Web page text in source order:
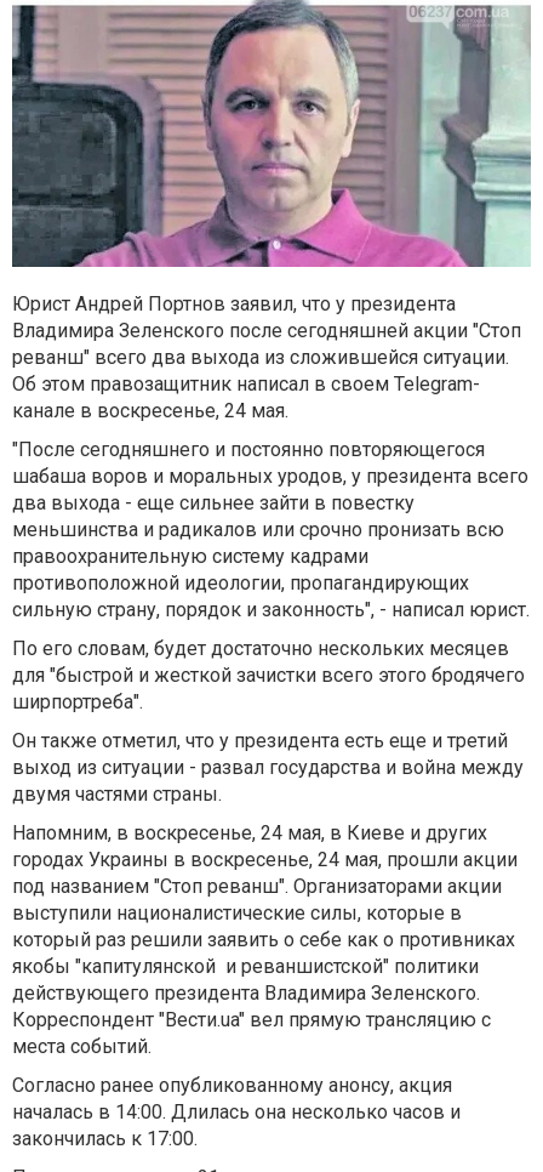
Юрист Андрей Портнов заявил, что у президента
Владимира Зеленского после сегодняшней акции "Стоп
реванш" всего два выхода из сложившейся ситуации.
Об этом правозащитник написал в своем Telegram-
канале в воскресенье, 24 мая.
"После сегодняшнего и постоянно повторяющегося
шабаша воров и моральных уродов, у президента всего
два выхода - еще сильнее зайти в повестку
меньшинства и радикалов или срочно пронизать всю
правоохранительную систему кадрами
противоположной идеологии, пропагандирующих
сильную страну, порядок и законность", - написал юрист.
По его словам, будет достаточно нескольких месяцев
для "быстрой и жесткой зачистки всего этого бродячего
ширпортреба".
Он также отметил, что у президента есть еще и третий
выход из ситуации - развал государства и война между
двумя частями страны.
Напомним, в воскресенье, 24 мая, в Киеве и других
городах Украины в воскресенье, 24 мая, прошли акции
под названием "Стоп реванш". Организаторами акции
выступили националистические силы, которые в
который раз решили заявить о себе как о противниках
якобы "капитулянской и реваншистской" политики
действующего президента Владимира Зеленского.
Корреспондент "Вести.ua" вел прямую трансляцию с
места событий.
Согласно ранее опубликованному анонсу, акция
началась в 14:00. Длилась она несколько часов и
закончилась к 17:00.